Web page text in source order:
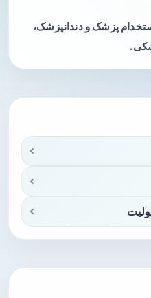
پزشک و دندانپزشک،